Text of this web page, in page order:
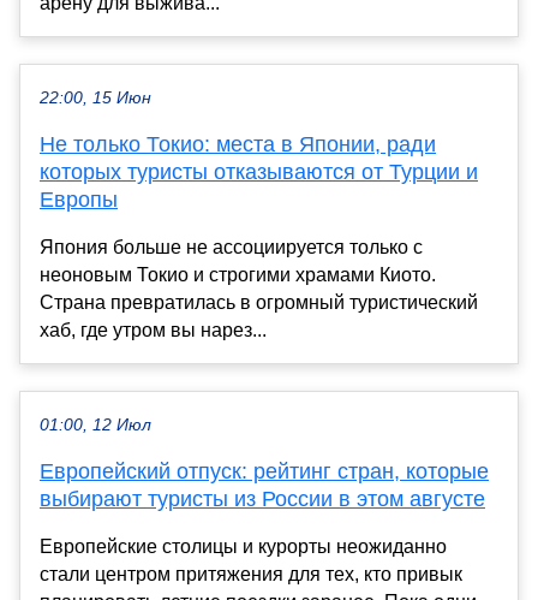
22:00, 15 Июн
Не только Токио: места в Японии, ради
которых туристы отказываются от Турции и
Европы
Япония больше не ассоциируется только с
неоновым Токио и строгими храмами Киото.
Страна превратилась в огромный туристический
хаб, где утром вы нарез...
01:00, 12 Июл
Европейский отпуск: рейтинг стран, которые
выбирают туристы из России в этом августе
Европейские столицы и курорты неожиданно
стали центром притяжения для тех, кто привык